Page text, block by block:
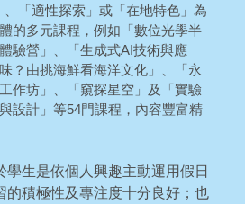
、「適性探索」或「在地特色」為
的多元課程，例如「數位光學半
驗營」、「生成式AI技術與應
？由挑海鮮看海洋文化」、「永
作坊」、「窺探星空」及「實驗
設計」等54門課程，內容豐富精
學生是依個人興趣主動運用假日
的積極性及專注度十分良好；也